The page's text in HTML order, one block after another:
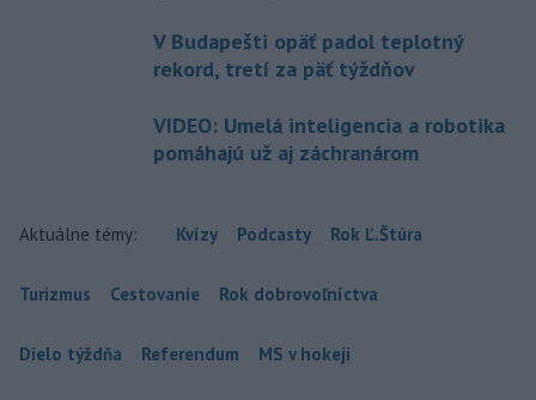
V Budapešti opäť padol teplotný
rekord, tretí za päť týždňov
VIDEO: Umelá inteligencia a robotika
pomáhajú už aj záchranárom
Aktuálne témy: Kvízy Podcasty Rok Ľ.Štúra
Turizmus Cestovanie Rok dobrovoľníctva
Dielo týždňa Referendum MS v hokeji